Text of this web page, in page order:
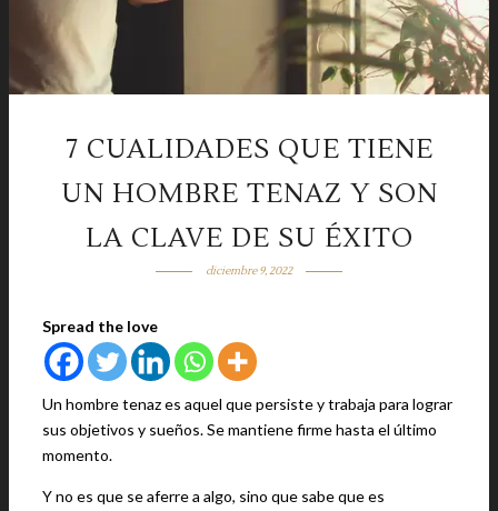
7 CUALIDADES QUE TIENE
UN HOMBRE TENAZ Y SON
LA CLAVE DE SU ÉXITO
diciembre 9, 2022
Spread the love
Un hombre tenaz es aquel que persiste y trabaja para lograr
sus objetivos y sueños. Se mantiene firme hasta el último
momento.
Y no es que se aferre a algo, sino que sabe que es